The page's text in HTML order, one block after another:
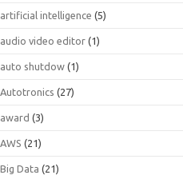
artificial intelligence (5)
audio video editor (1)
auto shutdow (1)
Autotronics (27)
award (3)
AWS (21)
Big Data (21)